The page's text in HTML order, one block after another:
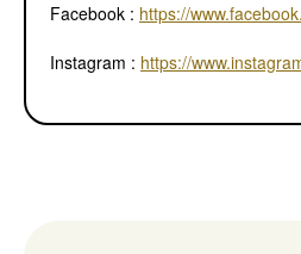
Facebook : https://
Instagram : https://